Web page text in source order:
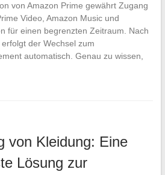
von Amazon Prime gewährt Zugang
Video, Amazon Music und
für einen begrenzten Zeitraum. Nach
der Wechsel zum
automatisch. Genau zu wissen,
von Kleidung: Eine
Lösung zur